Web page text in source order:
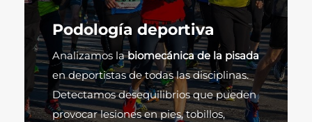
Podología deportiva
Analizamos labiomecánica de la pisada
en deportistas de todas las disciplinas.
Detectamos desequilibrios que pueden
provocar lesiones en pies, tobillos,